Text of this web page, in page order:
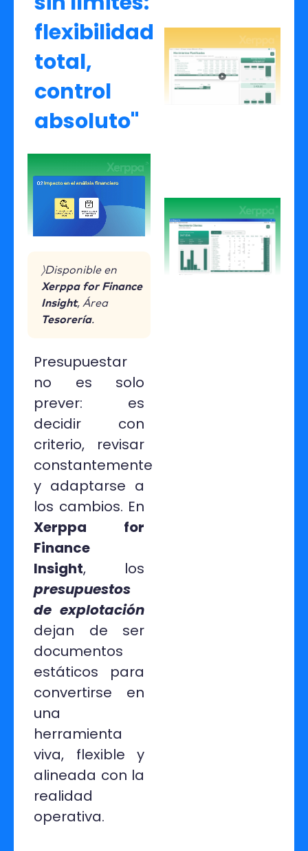
flexibilidad
total,
control
absoluto"
〉Disponible en
Xerppa for Finance
Insight, Área
Tesorería.
Presupuestar
no es solo
prever: es
decidir con
criterio, revisar
constantemente
y adaptarse a
los cambios. En
Xerppa for
Finance
Insight, los
presupuestos
de explotación
dejan de ser
documentos
estáticos para
convertirse en
una
herramienta
viva, flexible y
alineada con la
realidad
operativa.